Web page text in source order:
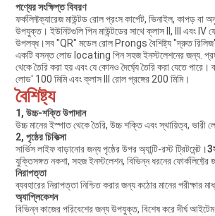
পণ্যের সংক্ষিপ্ত বিবরণ
ফর্কলিফ্টক্যারেজ মাউন্টড রোল প্রংস কার্পেট, ভিনাইল, কাপড় বা
উপযুক্ত। ইউনিটগুলি পিন মাউন্টডের সাথে ক্লাস II, III এবং IV
উপলব্ধ।সব "QR" মডেল রোল Prongs বৈশিষ্ট্য "দ্রুত
একটি বসন্ত লোড locating পিন সহজ ইনস্টলেশনের জন্য.
থেকে তৈরি করা হয় এবং যে কোনও দৈর্ঘ্যে তৈরি করা যেতে পারে।
লোড' 100 মিমি এবং ক্লাস III রোল প্রঙ্গের 200 মিমি।
বৈশিষ্ট্য
1, উচ্চ-শক্তি উপাদান
উচ্চ মানের ইস্পাত থেকে তৈরি, উচ্চ শক্তি এবং স্থায়িত্ব,
2, পৃষ্ঠের চিকিত্সা
সার্ভিস লাইফ বাড়ানোর জন্য পৃষ্ঠের উপর অ্যান্টি-রস্ট ট্রিটমেন্ট।
যুক্তিসঙ্গত নকশা, সহজ ইনস্টলেশন, বিভিন্ন ধরনের
নিরাপত্তা
ব্যবহারের নিরাপত্তা নিশ্চিত করার জন্য কঠোর মানের পরীক্ষার
অ্যাপ্লিকেশন
বিভিন্ন কাজের পরিবেশের জন্য উপযুক্ত, বিশেষ করে দীর্ঘ আইটেম